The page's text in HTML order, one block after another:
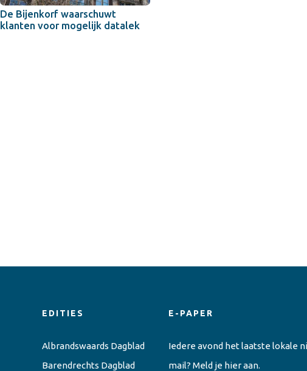
De Bijenkorf waarschuwt
klanten voor mogelijk datalek
EDITIES
Albrandswaards Dagblad
Barendrechts Dagblad
E-PAPER
Iedere avond het laatste lokale
mail? Meld je hier aan.